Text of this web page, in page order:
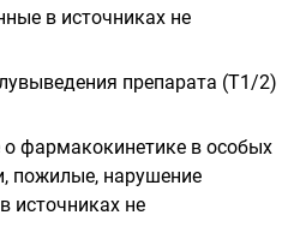
в источниках не
препарата (T1/2)
фармакокинетике в особых
пожилые, нарушение
источниках не